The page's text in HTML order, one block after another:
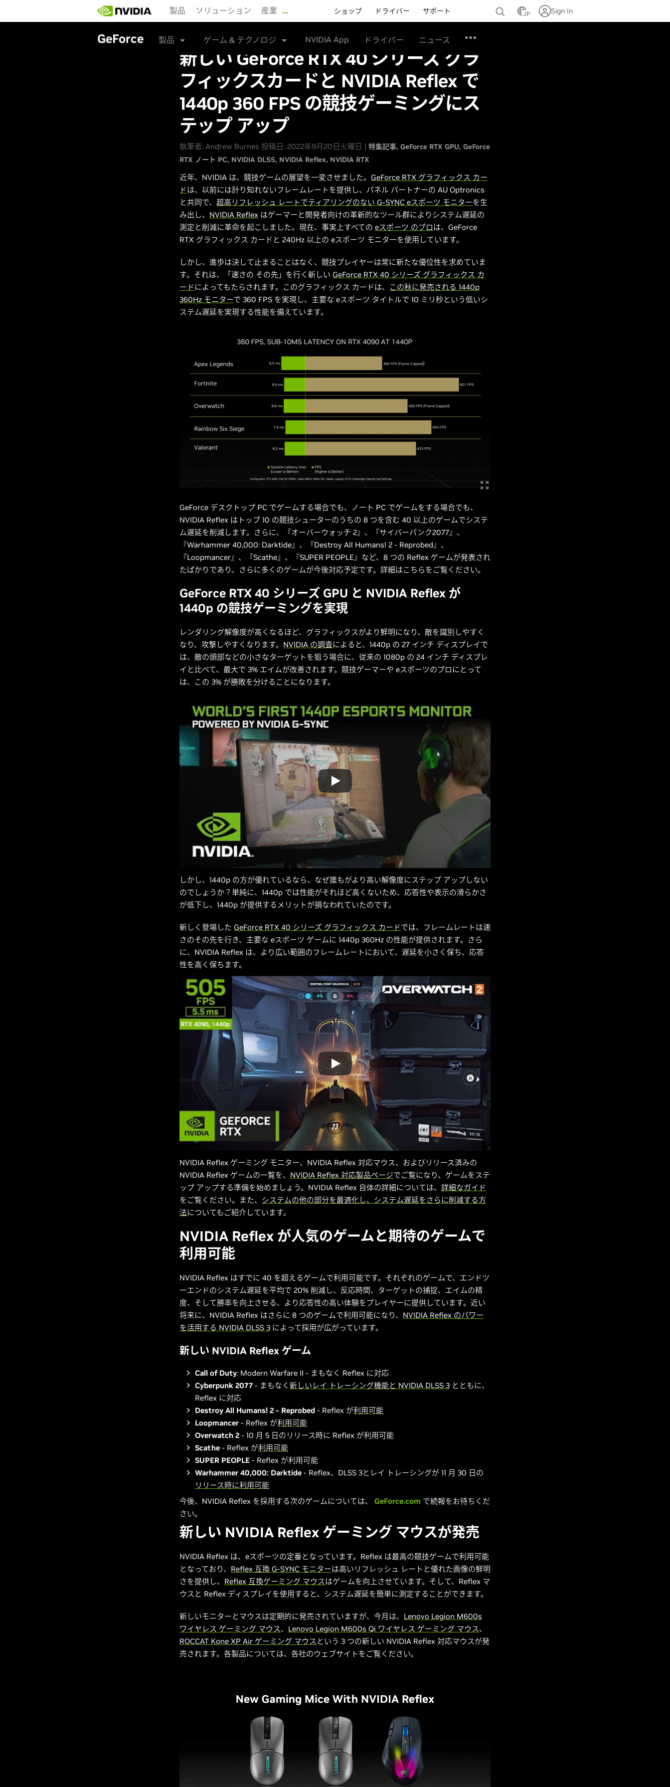
main
製品 ソリューション 産業 … ショップ ドライバー サポート JP Sign In
GeForce 製品 ゲーム & テクノロジ NVIDIA App ドライバー ニュース
新しい GeForce RTX 40 シリーズ グラ
フィックスカードと NVIDIA Reflex で
1440p 360 FPS の競技ゲーミングにス
テップ アップ
執筆者: Andrew Burnes 投稿日: 2022年9月20日火曜日 | 特集記事 GeForce RTX GPU GeForce
RTX ノート PC NVIDIA DLSS NVIDIA Reflex NVIDIA RTX
近年、NVIDIA は、競技ゲームの展望を一変させました。 GeForce RTX グラフィックス カー
ドは、以前には計り知れないフレームレートを提供し、パネル パートナーの AU Optronics
と共同で、 超高リフレッシュ レートでティアリングのない G-SYNC eスポーツ モニターを生
み出し、 NVIDIA Reflex はゲーマーと開発者向けの革新的なツール群によりシステム遅延の
測定と削減に革命を起こしました。現在、事実上すべての eスポーツ のプロは、GeForce
RTX グラフィックス カードと 240Hz 以上の eスポーツ モニターを使用しています。
しかし、進歩は決して止まることはなく、競技プレイヤーは常に新たな優位性を求めていま
す。それは、「速さの その先」を行く新しい GeForce RTX 40 シリーズ グラフィックス カ
ード によってもたらされます。このグラフィックス カードは、
この秋に発売される 1440p
360Hz モニターで 360 FPS を実現し、主要な eスポーツ タイトルで 10 ミリ秒という低いシ
ステム遅延を実現する性能を備えています。
GeForce デスクトップ PC でゲームする場合でも、ノート PC でゲームをする場合でも、
NVIDIA Reflex はトップ 10 の競技シューターのうちの 8 つを含む 40 以上のゲームでシステ
ム遅延を削減します。さらに、『オーバーウォッチ 2』、『サイバーパンク2077』、
『Warhammer 40,000: Darktide』、『Destroy All Humans! 2 - Reprobed』、
『Loopmancer』、『Scathe』、『SUPER PEOPLE』など、8 つの Reflex ゲームが発表され
たばかりであり、さらに多くのゲームが今後対応予定です。詳細はこちらをご覧ください。
GeForce RTX 40 シリーズ GPU と NVIDIA Reflex が
1440p の競技ゲーミングを実現
レンダリング解像度が高くなるほど、グラフィックスがより鮮明になり、敵を識別しやすく
なり、攻撃しやすくなります。 NVIDIA の調査によると、1440p の 27 インチ ディスプレイで
は、敵の頭部などの小さなターゲットを狙う場合に、従来の 1080p の 24 インチ ディスプレ
イと比べて、最大で 3% エイムが改善されます。競技ゲーマーや eスポーツのプロにとって
は、この 3% が勝敗を分けることになります。
しかし、1440p の方が優れているなら、なぜ誰もがより高い解像度にステップ アップしない
のでしょうか？単純に、1440p では性能がそれほど高くないため、応答性や表示の滑らかさ
が低下し、1440p が提供するメリットが損なわれていたのです。
新しく登場した GeForce RTX 40 シリーズ グラフィックス カードでは、フレームレートは速
さのその先を行き、主要な eスポーツ ゲームに 1440p 360Hz の性能が提供されます。さら
に、NVIDIA Reflex は、より広い範囲のフレームレートにおいて、遅延を小さく保ち、応答
性を高く保ちます。
NVIDIA Reflex ゲーミング モニター、NVIDIA Reflex 対応マウス、およびリリース済みの
NVIDIA Reflex ゲームの一覧を、 NVIDIA Reflex 対応製品ページでご覧になり、ゲームをステ
ップ アップする準備を始めましょう。NVIDIA Reflex 自体の詳細については、 詳細なガイド
をご覧ください。また、 システムの他の部分を最適化し、システム遅延をさらに削減する方
法についてもご紹介しています。
NVIDIA Reflex が人気のゲームと期待のゲームで
利用可能
NVIDIA Reflex はすでに 40 を超えるゲームで利用可能です。それぞれのゲームで、エンドツ
ーエンドのシステム遅延を平均で 20% 削減し、反応時間、ターゲットの捕捉、エイムの精
度、そして勝率を向上させる、より応答性の高い体験をプレイヤーに提供しています。近い
将来に、NVIDIA Reflex はさらに 8 つのゲームで利用可能になり、 NVIDIA Reflex のパワー
を活用する NVIDIA DLSS 3 によって採用が広がっています。
新しい NVIDIA Reflex ゲーム
Call of Duty: Modern Warfare II - まもなく Reflex に対応
Cyberpunk 2077 - まもなく 新しいレイ トレーシング機能と NVIDIA DLSS 3 とともに、
Reflex に対応
Destroy All Humans! 2 - Reprobed - Reflex が利用可能
Loopmancer - Reflex が利用可能
Overwatch 2 - 10 月 5 日のリリース時に Reflex が利用可能
Scathe - Reflex が利用可能
SUPER PEOPLE - Reflex が利用可能
Warhammer 40,000: Darktide - Reflex、DLSS 3とレイ トレーシングが 11 月 30 日の
リリース時に利用可能
今後、NVIDIA Reflex を採用する次のゲームについては、 GeForce.com で続報をお待ちくだ
さい。
新しい NVIDIA Reflex ゲーミング マウスが発売
NVIDIA Reflex は、eスポーツの定番となっています。Reflex は最高の競技ゲームで利用可能
となっており、 Reflex 互換 G-SYNC モニターは高いリフレッシュ レートと優れた画像の鮮明
さを提供し、 Reflex 互換ゲーミング マウスはゲームを向上させています。そして、Reflex マ
ウスと Reflex ディスプレイを使用すると、システム遅延を簡単に測定することができます。
新しいモニターとマウスは定期的に発売されていますが、今月は、 Lenovo Legion M600s
ワイヤレス ゲーミング マウス、 Lenovo Legion M600s Qi ワイヤレス ゲーミング マウス、
ROCCAT Kone XP Air ゲーミング マウス という 3 つの新しい NVIDIA Reflex 対応マウスが発
売されます。各製品については、各社のウェブサイトをご覧ください。